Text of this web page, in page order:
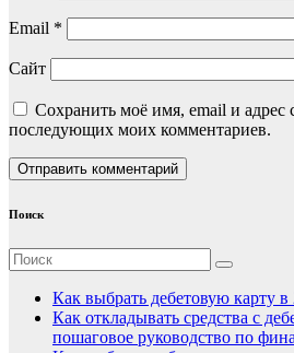
Email *
Сайт
Сохранить моё имя, email и адрес
последующих моих комментариев.
Поиск
Как выбрать дебетовую карту в
Как откладывать средства с
пошаговое руководство по